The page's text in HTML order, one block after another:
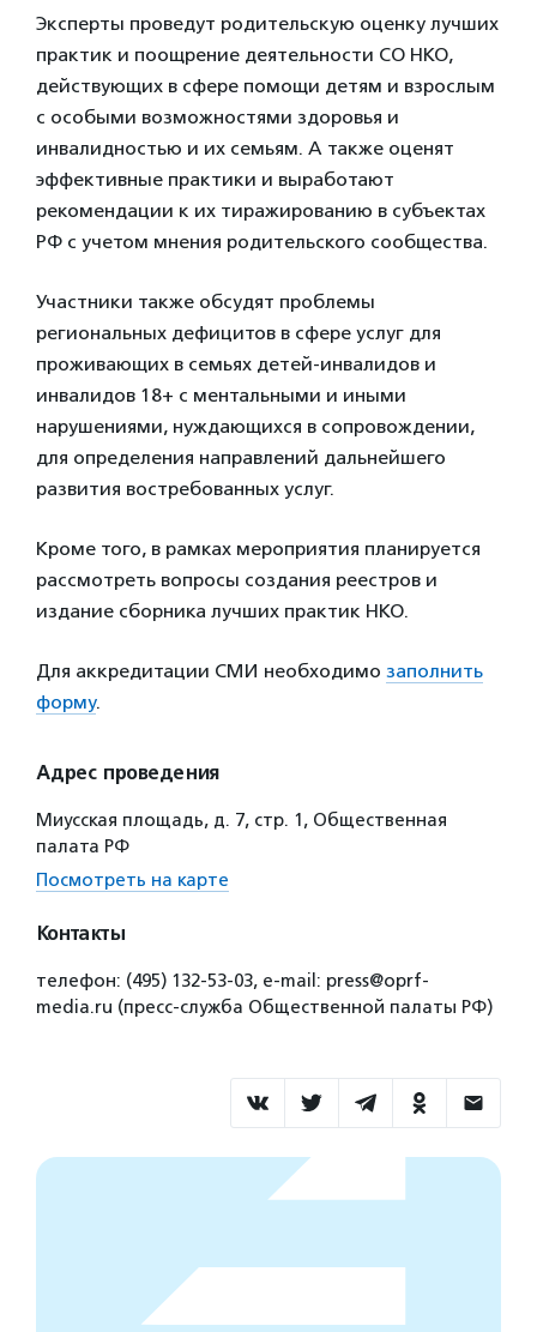
Эксперты проведут родительскую оценку лучших
практик и поощрение деятельности СО НКО,
действующих в сфере помощи детям и взрослым
с особыми возможностями здоровья и
инвалидностью и их семьям. А также оценят
эффективные практики и выработают
рекомендации к их тиражированию в субъектах
РФ с учетом мнения родительского сообщества.
Участники также обсудят проблемы
региональных дефицитов в сфере услуг для
проживающих в семьях детей-инвалидов и
инвалидов 18+ с ментальными и иными
нарушениями, нуждающихся в сопровождении,
для определения направлений дальнейшего
развития востребованных услуг.
Кроме того, в рамках мероприятия планируется
рассмотреть вопросы создания реестров и
издание сборника лучших практик НКО.
Для аккредитации СМИ необходимо заполнить
форму.
Адрес проведения
Миусская площадь, д. 7, стр. 1, Общественная
палата РФ
Посмотреть на карте
Контакты
телефон: (495) 132-53-03, e-mail: press@oprf-
media.ru (пресс-служба Общественной палаты РФ)